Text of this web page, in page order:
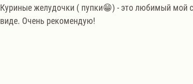
Куриные желудочки ( пупки😁) - это любимый мой
виде. Очень рекомендую!